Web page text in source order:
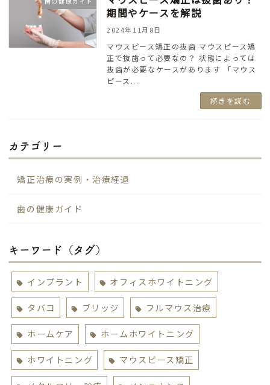
期間やケースを解説
2024年11月8日
マウスピース矯正の抜歯 マウスピース矯
正で抜歯って必要なの？ 状態によっては
抜歯が必要なケースがあります 「マウス
ピース...
続きを読む
キーワード（タグ）
インプラント オフィスホワイトニング
タバコ ブリッジ フルマウス治療
ホームケア ホームホワイトニング
ホワイトニング マウスピース矯正
カテゴリー
矯正治療の実例・治療経過
歯の健康ガイド